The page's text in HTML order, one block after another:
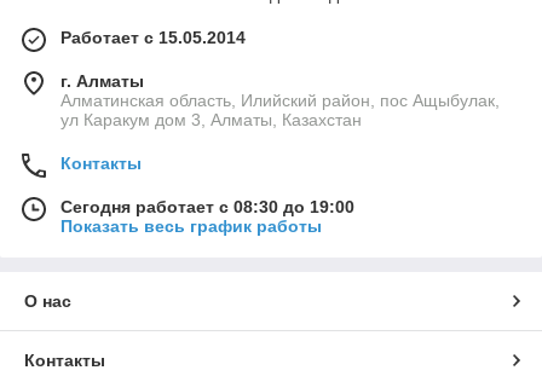
Работает с 15.05.2014
г. Алматы
Алматинская область, Илийский район, пос Ащыбулак,
ул Каракум дом 3, Алматы, Казахстан
Контакты
Сегодня работает с 08:30 до 19:00
Показать весь график работы
О нас
Контакты